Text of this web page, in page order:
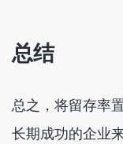
总结
总之，将留存率
长期成功的企业